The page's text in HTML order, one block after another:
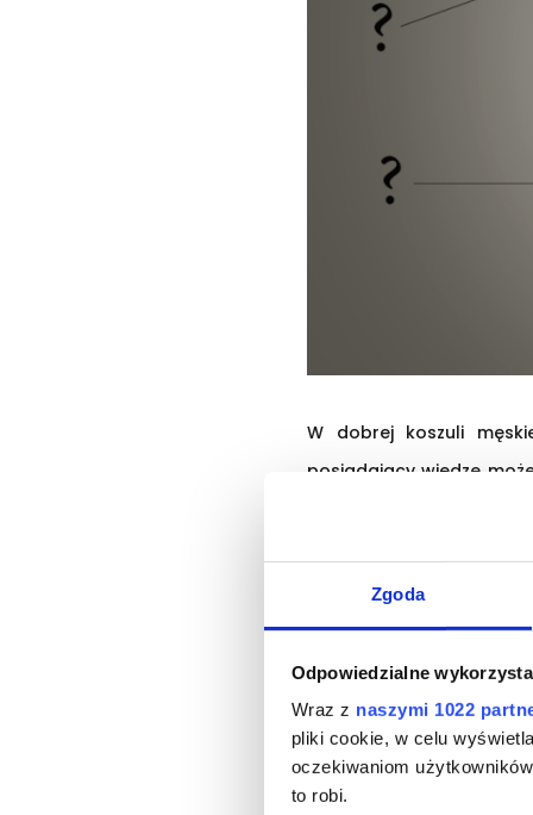
Zgoda
Odpowiedzialne
Wraz z naszymi 1022
pliki cookie, w celu
oczekiwaniom
to robi.
W dobrej koszuli
posiadający wiedzę
Tkanina –
Bawełny najwyższej
oznacza, że są mięsiste
długowieczność,
przedstawiam tkaniny